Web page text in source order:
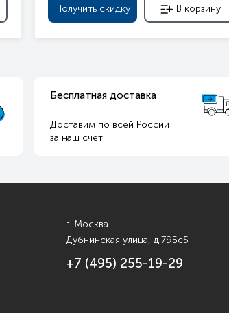
Получить скидку В корзину
Бесплатная доставка
Доставим по всей России
за наш счет
г. Москва
Дубнинская улица, д.79Бс5
+7 (495) 255-19-29